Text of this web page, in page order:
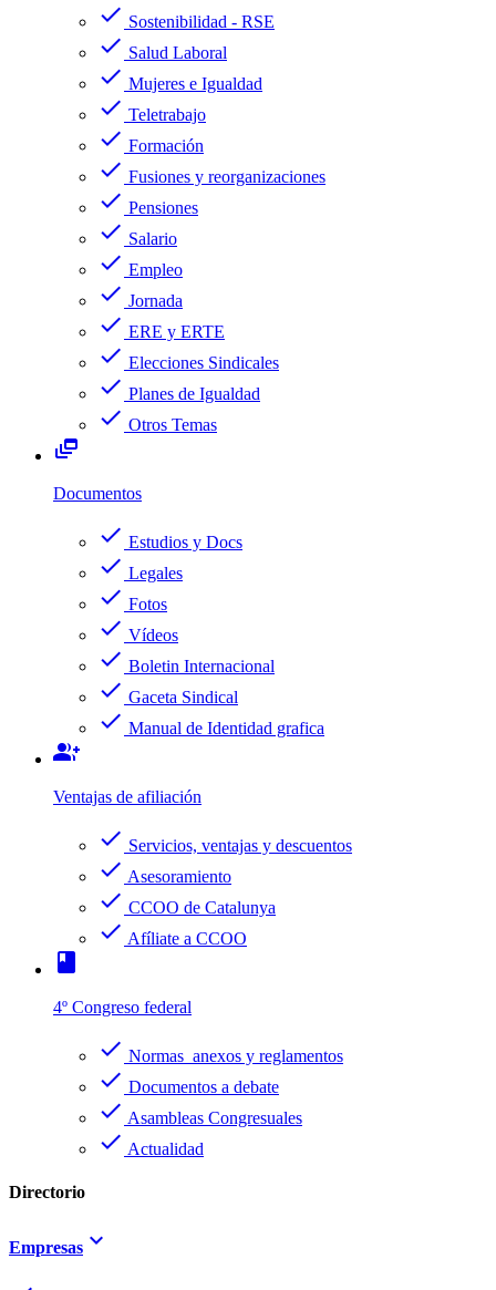
check Sostenibilidad - RSE
check Salud Laboral
check Mujeres e Igualdad
check Teletrabajo
check Formación
check Fusiones y reorganizaciones
check Pensiones
check Salario
check Empleo
check Jornada
check ERE y ERTE
check Elecciones Sindicales
check Planes de Igualdad
check Otros Temas
dynamic_feed
Documentos
check Estudios y Docs
check Legales
check Fotos
check Vídeos
check Boletin Internacional
check Gaceta Sindical
check Manual de Identidad grafica
group_add
Ventajas de afiliación
check Servicios, ventajas y descuentos
check Asesoramiento
check CCOO de Catalunya
check Afíliate a CCOO
book
4º Congreso federal
check Normas anexos y reglamentos
check Documentos a debate
check Asambleas Congresuales
check Actualidad
Directorio
Empresas keyboard_arrow_down